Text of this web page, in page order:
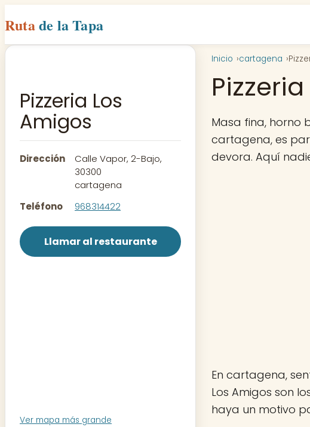
Rutade la Tapa
Pizzeria Los
Amigos
Dirección
Calle Vapor, 2-Bajo,
30300
cartagena
Teléfono
968314422
Llamar al restaurante
Ver mapa más grande
Inicio cartagena
Masa fina, horno
cartagena, es
devora. Aquí
En cartagena,
Los Amigos son
haya un motivo